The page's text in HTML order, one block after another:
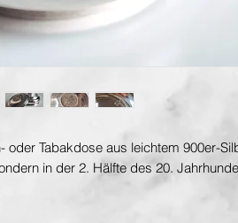
oder Tabakdose aus leichtem 900er-
in der 2. Hälfte des 20.